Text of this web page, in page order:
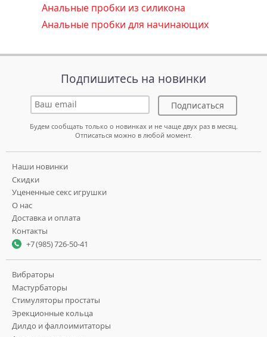
Анальные пробки из силикона
Анальные пробки для начинающих
Подпишитесь на новинки
Подписаться
Будем сообщать только о новинках и не чаще двух раз в месяц.
Отписаться можно в любой момент.
Наши новинки
Скидки
Уцененные секс игрушки
О нас
Доставка и оплата
Контакты
+7 (985) 726-50-41
Вибраторы
Мастурбаторы
Стимуляторы простаты
Эрекционные кольца
Дилдо и фаллоимитаторы